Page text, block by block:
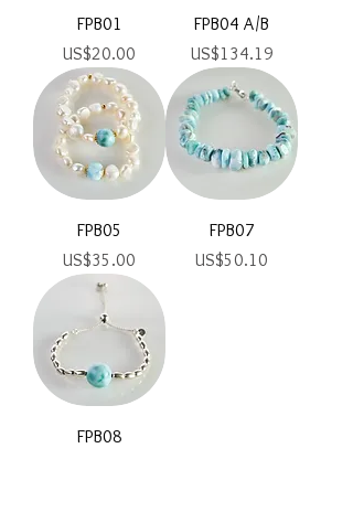
FPB01
Precio
US$20.00
FPB04 A/B
Precio
US$134.19
FPB05
Precio
US$35.00
FPB07
Precio
US$50.10
FPB08